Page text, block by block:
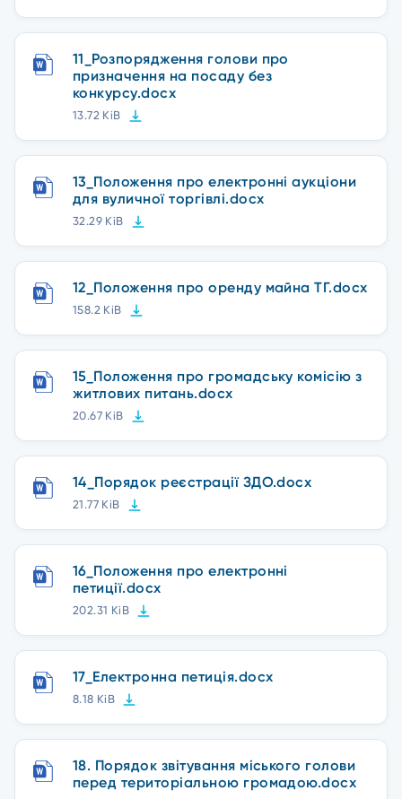
11_Розпорядження голови про
призначення на посаду без
конкурсу.docx
13.72 KiB
13_Положення про електронні аукціони
для вуличної торгівлі.docx
32.29 KiB
12_Положення про оренду майна ТГ.docx
158.2 KiB
15_Положення про громадську комісію з
житлових питань.docx
20.67 KiB
14_Порядок реєстрації ЗДО.docx
21.77 KiB
16_Положення про електронні
петиції.docx
202.31 KiB
17_Електронна петиція.docx
8.18 KiB
18. Порядок звітування міського голови
перед територіальною громадою.docx